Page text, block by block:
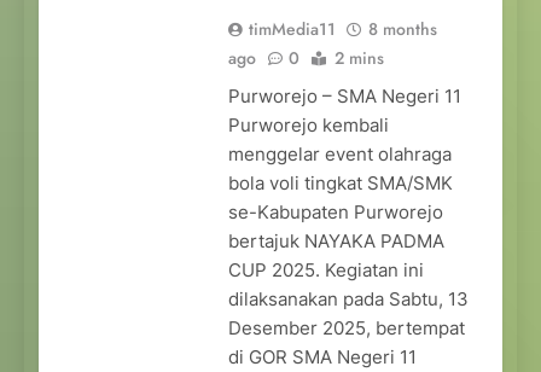
timMedia11
8 months
ago
0 2 mins
Purworejo – SMA Negeri 11
Purworejo kembali
menggelar event olahraga
bola voli tingkat SMA/SMK
se-Kabupaten Purworejo
bertajuk NAYAKA PADMA
CUP 2025. Kegiatan ini
dilaksanakan pada Sabtu, 13
Desember 2025, bertempat
di GOR SMA Negeri 11